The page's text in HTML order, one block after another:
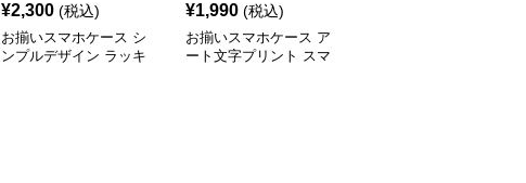
¥2,300 (税込)
お揃いスマホケース シ
ンプルデザイン ラッキ
¥1,990 (税込)
お揃いスマホケース ア
ート文字プリント スマ